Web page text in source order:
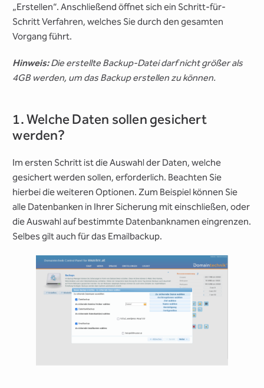
„Erstellen“. Anschließend öffnet sich ein Schritt-für-
Schritt Verfahren, welches Sie durch den gesamten
Vorgang führt.
Hinweis:Die erstellte Backup-Datei darf nicht größer als
4GB werden, um das Backup erstellen zu können.
1. Welche Daten sollen gesichert
werden?
Im ersten Schritt ist die Auswahl der Daten, welche
gesichert werden sollen, erforderlich. Beachten Sie
hierbei die weiteren Optionen. Zum Beispiel können Sie
alle Datenbanken in Ihrer Sicherung mit einschließen, oder
die Auswahl auf bestimmte Datenbanknamen eingrenzen.
Selbes gilt auch für das Emailbackup.